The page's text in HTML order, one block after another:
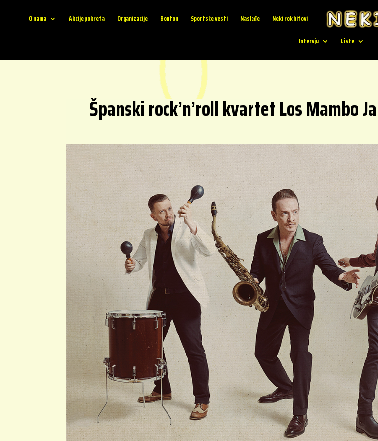
O nama Akcije pokreta Organizacije Bonton Sportske vesti Nasleđe Neki rok hitovi
Intervju Liste
Španski rock’n’roll kvartet Los Mambo